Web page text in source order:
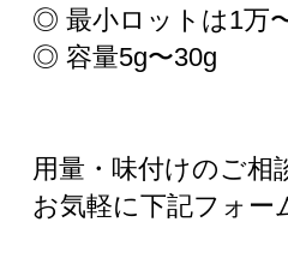
◎ 最小ロットは1万
◎ 容量5g〜30g
用量・味付けのご
お気軽に下記フォ